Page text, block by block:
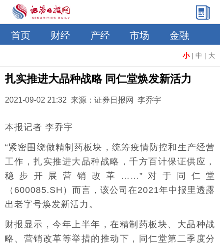
首页 财经 产经 市场 金融
小| 中 | 大
扎实推进大品种战略 同仁堂焕发新活力
2021-09-02 21:32 来源：证券日报网 李乔宇
本报记者 李乔宇
“紧密围绕做精制药板块，统筹疫情防控和生产经营
工作，扎实推进大品种战略，千方百计保证供应，
稳步开展营销改革……”对于同仁堂
（600085.SH）而言，该公司在2021年中报里透露
出老字号焕发新活力。
财报显示，今年上半年，在精制药板块、大品种战
略、营销改革等举措的推动下，同仁堂第二季度分